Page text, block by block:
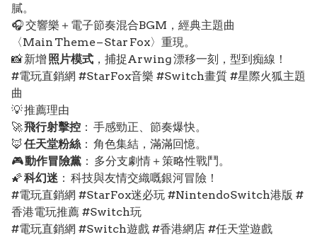
膩。
🎧 交響樂＋電子節奏混合BGM，經典主題曲
〈Main Theme – Star Fox〉重現。
📸 新增 照片模式 ，捕捉Arwing 漂移一刻，型到痴線！
#電玩直銷網 #StarFox音樂 #Switch畫質 #星際火狐主題
曲
💡 推薦理由
🚀飛行射擊控 ： 手感勁正、節奏爆快。
🦊 任天堂粉絲 ： 角色集結，滿滿回憶。
🎮動作冒險黨 ： 多分支劇情＋策略性戰鬥。
🌠科幻迷 ： 科技與友情交織嘅銀河冒險！
#電玩直銷網 #StarFox迷必玩 #NintendoSwitch港版 #
香港電玩推薦 #Switch玩
#電玩直銷網 #Switch遊戲 #香港網店 #任天堂遊戲